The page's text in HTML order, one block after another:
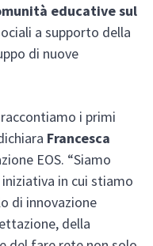
educative sul
a supporto della
di nuove
i primi
Francesca
EOS. “Siamo
in cui stiamo
di innovazione
della